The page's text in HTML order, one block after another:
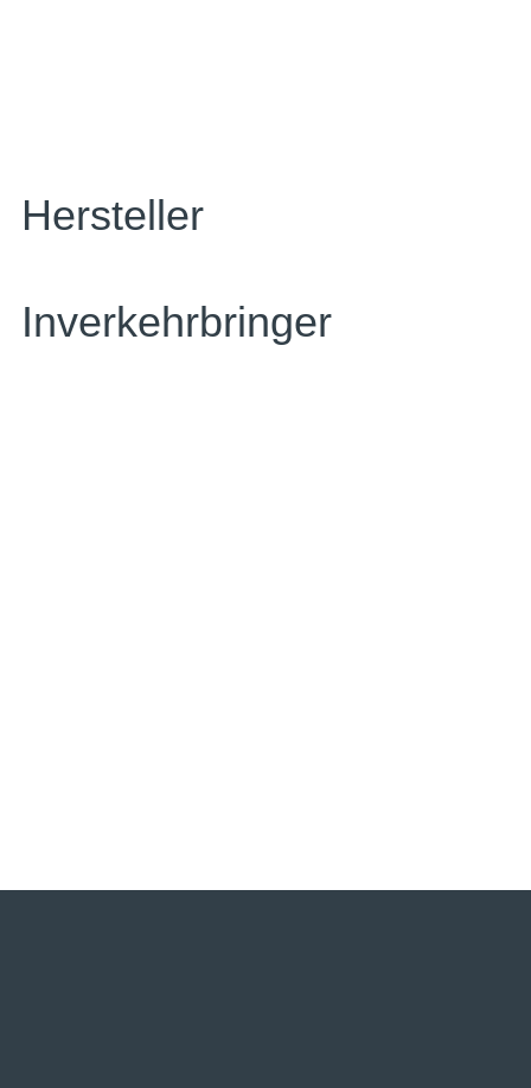
Hersteller
Inverkehrbringer